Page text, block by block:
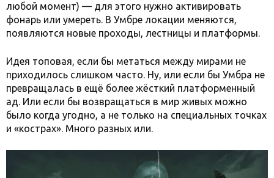
любой момент) — для этого нужно активировать
фонарь или умереть. В Умбре локации меняются,
появляются новые проходы, лестницы и платформы.
Идея топовая, если бы метаться между мирами не
приходилось слишком часто. Ну, или если бы Умбра не
превращалась в ещё более жёсткий платформенный
ад. Или если бы возвращаться в мир живых можно
было когда угодно, а не только на специальных точках
и «кострах». Много разных или.